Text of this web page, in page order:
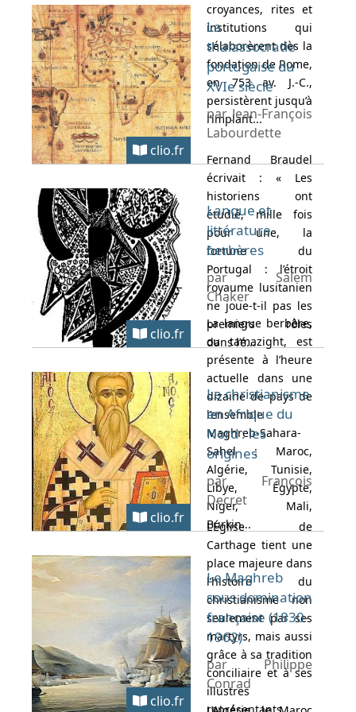
croyances, rites et
institutions qui
s’élaborèrent dès la
fondation de Rome,
en 753 av. J.-C.,
persistèrent jusqu’à
l’implant...
clio.fr
La
thalassocratie
portugaise du
XVIe siècle
par Jean-François
Labourdette
Fernand Braudel
écrivait : « Les
historiens ont
étudié, mille fois
pour une, la
fortune du
Portugal : l’étroit
royaume lusitanien
ne joue-t-il pas les
premiers rôles
dans l’é...
clio.fr
Langue et
littérature
berbères
par Salem
Chaker
La langue berbère,
ou tamazight, est
présente à l’heure
actuelle dans une
dizaine de pays de
l’ensemble
Maghreb-Sahara-
Sahel : Maroc,
Algérie, Tunisie,
Libye, Égypte,
Niger, Mali,
Burkin...
clio.fr
Le christianisme
en Afrique du
Nord : les
origines
par François
Decret
L’Église de
Carthage tient une
place majeure dans
l’histoire du
christianisme non
seulement par ses
martyrs, mais aussi
grâce à sa tradition
conciliaire et à ses
illustres
clio.fr
Le Maghreb
sous domination
française (1830-
1962)
par Philippe
Conrad